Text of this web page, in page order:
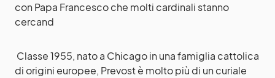
con Papa Francesco che molti cardinali stanno
cercand
Classe 1955, nato a Chicago in una famiglia cattolica
di origini europee, Prevost è molto più di un curiale